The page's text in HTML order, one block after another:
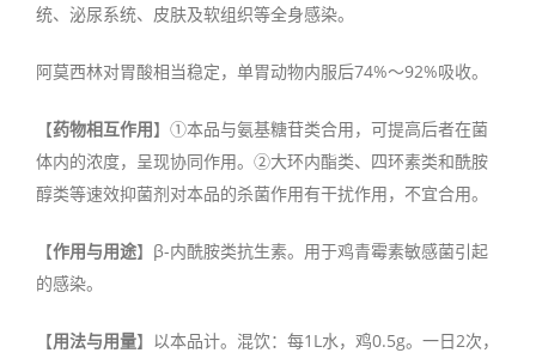
统、泌尿系统、皮肤及软组织等全身感染。
阿莫西林对胃酸相当稳定，单胃动物内服后74%～92%吸收。
【药物相互作用】①本品与氨基糖苷类合用，可提高后者在菌
体内的浓度，呈现协同作用。②大环内酯类、四环素类和酰胺
醇类等速效抑菌剂对本品的杀菌作用有干扰作用，不宜合用。
【作用与用途】β-内酰胺类抗生素。用于鸡青霉素敏感菌引起
的感染。
【用法与用量】以本品计。混饮：每1L水，鸡0.5g。一日2次，